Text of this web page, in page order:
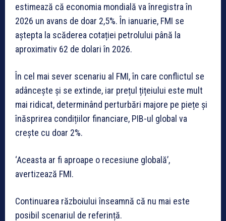
estimează că economia mondială va înregistra în
2026 un avans de doar 2,5%. În ianuarie, FMI se
aștepta la scăderea cotației petrolului până la
aproximativ 62 de dolari în 2026.
În cel mai sever scenariu al FMI, în care conflictul se
adâncește și se extinde, iar prețul țițeiului este mult
mai ridicat, determinând perturbări majore pe piețe și
înăsprirea condițiilor financiare, PIB-ul global va
crește cu doar 2%.
‘Aceasta ar fi aproape o recesiune globală’,
avertizează FMI.
Continuarea războiului înseamnă că nu mai este
posibil scenariul de referință.